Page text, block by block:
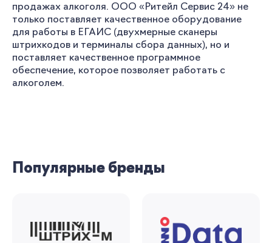
продажах алкоголя. ООО «Ритейл Сервис 24» не
только поставляет качественное оборудование
для работы в ЕГАИС (двухмерные сканеры
штрихкодов и терминалы сбора данных), но и
поставляет качественное программное
обеспечение, которое позволяет работать с
алкоголем.
Популярные бренды
Вы сможете отслеживать статус своих